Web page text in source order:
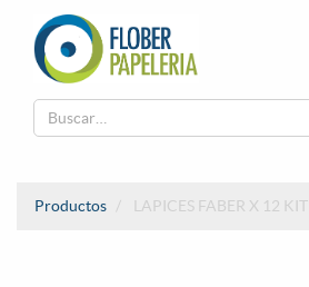
Productos LAPICES FABER X 12 KIT